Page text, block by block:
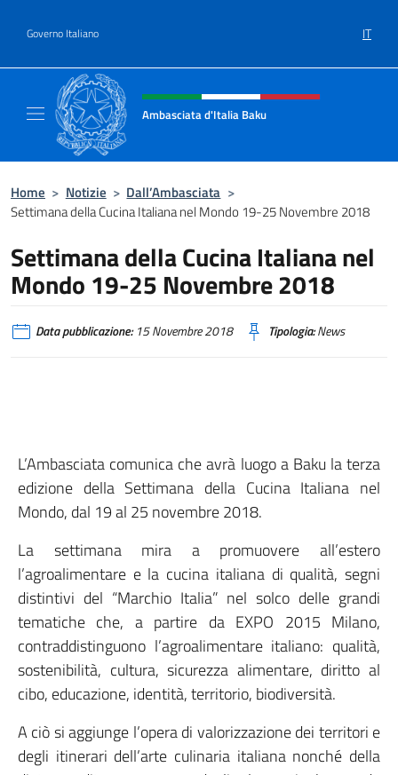
Governo Italiano IT
Intestazione sito, social e menù
Ambasciata d'Italia Baku
Home > Notizie > Dall’Ambasciata >
Settimana della Cucina Italiana nel Mondo 19-25 Novembre 2018
Settimana della Cucina Italiana nel
Mondo 19-25 Novembre 2018
Data pubblicazione:15 Novembre 2018 Tipologia:News
L’Ambasciata comunica che avrà luogo a Baku la terza
edizione della Settimana della Cucina Italiana nel
Mondo, dal 19 al 25 novembre 2018.
La settimana mira a promuovere all’estero
l’agroalimentare e la cucina italiana di qualità, segni
distintivi del “Marchio Italia” nel solco delle grandi
tematiche che, a partire da EXPO 2015 Milano,
contraddistinguono l’agroalimentare italiano: qualità,
sostenibilità, cultura, sicurezza alimentare, diritto al
cibo, educazione, identità, territorio, biodiversità.
A ciò si aggiunge l’opera di valorizzazione dei territori e
degli itinerari dell’arte culinaria italiana nonché della